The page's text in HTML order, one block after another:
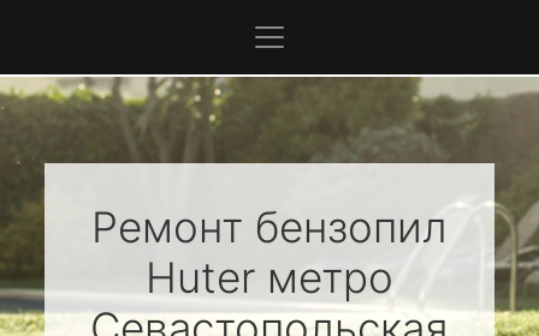
Ремонт бензопил
Huterметро